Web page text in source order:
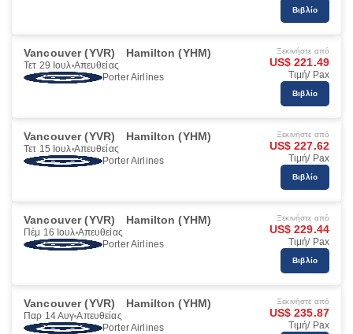
Βιβλίο
Vancouver (YVR) Hamilton (YHM)
Τετ 29 Ιουλ Απευθείας
Porter Airlines
Ξεκινήστε από
US$ 221.49
Τιμή/ Pax
Βιβλίο
Vancouver (YVR) Hamilton (YHM)
Τετ 15 Ιουλ Απευθείας
Porter Airlines
Ξεκινήστε από
US$ 227.62
Τιμή/ Pax
Βιβλίο
Vancouver (YVR) Hamilton (YHM)
Πέμ 16 Ιουλ Απευθείας
Porter Airlines
Ξεκινήστε από
US$ 229.44
Τιμή/ Pax
Βιβλίο
Vancouver (YVR) Hamilton (YHM)
Παρ 14 Αυγ Απευθείας
Porter Airlines
Ξεκινήστε από
US$ 235.87
Τιμή/ Pax